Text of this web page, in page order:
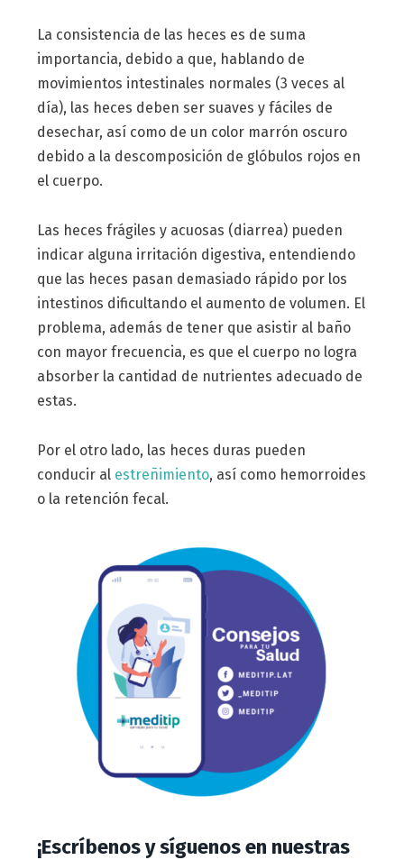
La consistencia de las heces es de suma
importancia, debido a que, hablando de
movimientos intestinales normales (3 veces al
día), las heces deben ser suaves y fáciles de
desechar, así como de un color marrón oscuro
debido a la descomposición de glóbulos rojos en
el cuerpo.
Las heces frágiles y acuosas (diarrea) pueden
indicar alguna irritación digestiva, entendiendo
que las heces pasan demasiado rápido por los
intestinos dificultando el aumento de volumen. El
problema, además de tener que asistir al baño
con mayor frecuencia, es que el cuerpo no logra
absorber la cantidad de nutrientes adecuado de
estas.
Por el otro lado, las heces duras pueden
conducir al estreñimiento, así como hemorroides
o la retención fecal.
¡Escríbenos y síguenos en nuestras